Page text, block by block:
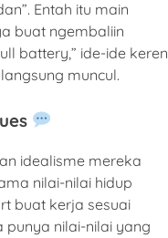
Entah itu main
buat ngembaliin
battery,” ide-ide keren
muncul.
idealisme mereka
nilai-nilai hidup
buat kerja sesuai
punya nilai-nilai yang